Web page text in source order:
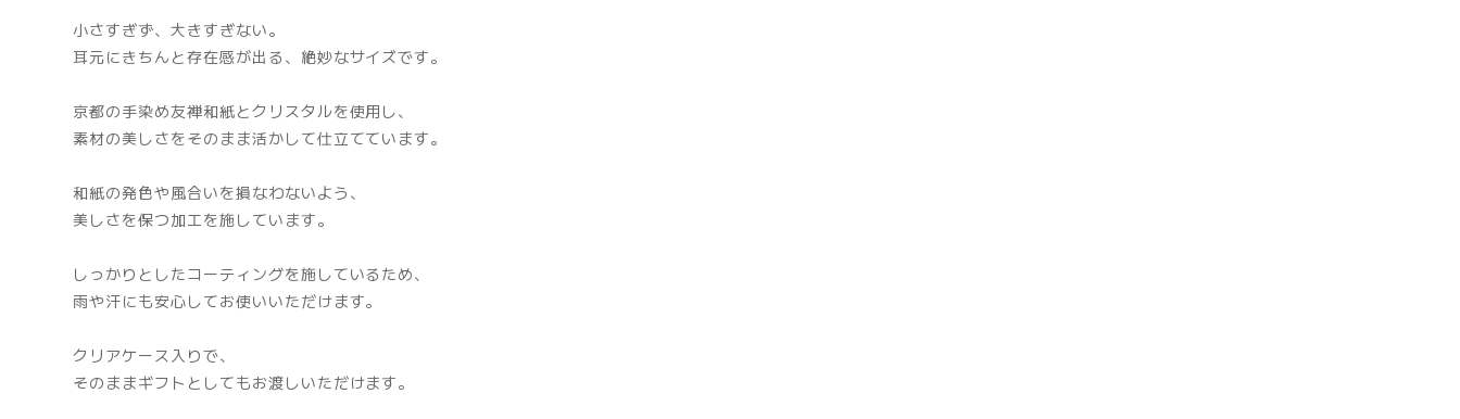
小さすぎず、大きすぎない。
耳元にきちんと存在感が出る、絶妙なサイズです。
京都の手染め友禅和紙とクリスタルを使用し、
素材の美しさをそのまま活かして仕立てています。
和紙の発色や風合いを損なわないよう、
美しさを保つ加工を施しています。
しっかりとしたコーティングを施しているため、
雨や汗にも安心してお使いいただけます。
クリアケース入りで、
そのままギフトとしてもお渡しいただけます。